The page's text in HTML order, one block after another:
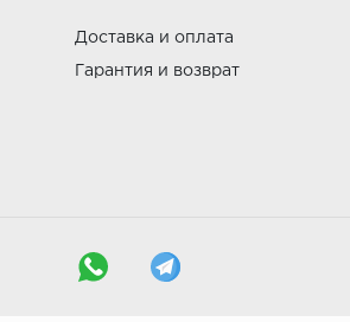
Доставка и оплата
Гарантия и возврат